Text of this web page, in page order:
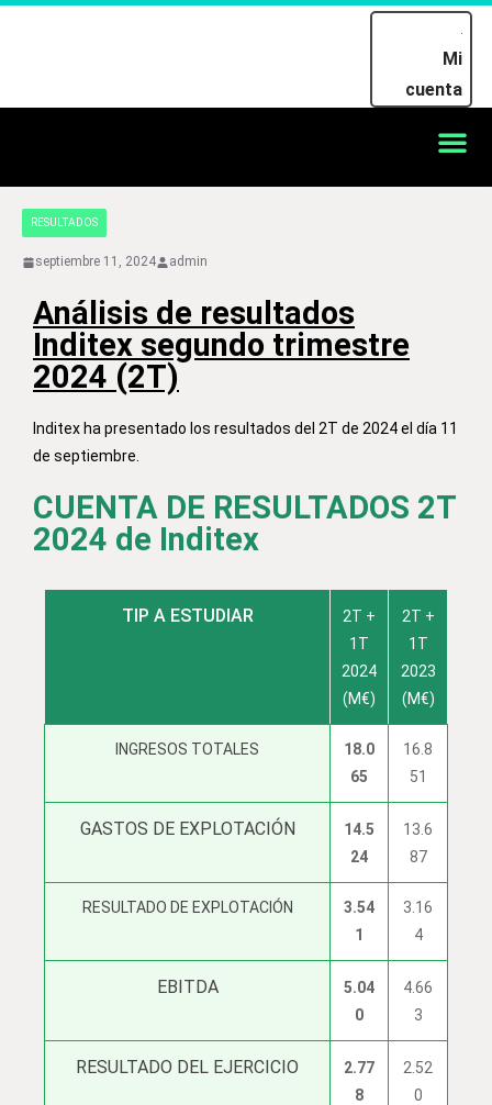
Mi
cuenta
RESULTADOS
septiembre 11, 2024 admin
Análisis de resultados
Inditex segundo trimestre
2024 (2T)
Inditex ha presentado los resultados del 2T de 2024 el día 11
de septiembre.
CUENTA DE RESULTADOS 2T
2024 de Inditex
TIP A ESTUDIAR
2T +
1T
2024
(M€)
2T +
1T
2023
(M€)
INGRESOS TOTALES
18.0
65
16.8
51
GASTOS DE EXPLOTACIÓN
14.5
24
13.6
87
RESULTADO DE EXPLOTACIÓN
3.54
1
3.16
4
EBITDA
5.04
0
4.66
3
RESULTADO DEL EJERCICIO
2.77
8
2.52
0